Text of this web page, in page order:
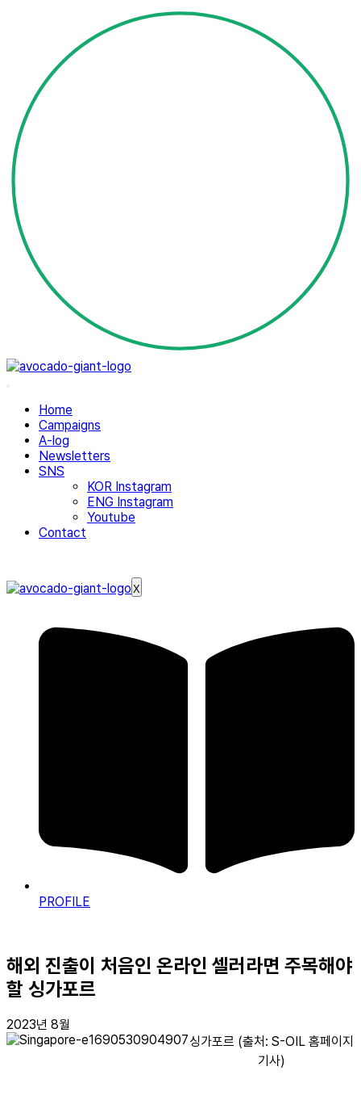
Home
Campaigns
A-log
Newsletters
SNS
KOR Instagram
ENG Instagram
Youtube
Contact
X
PROFILE
해외 진출이 처음인 온라인 셀러라면 주목해야
할 싱가포르
2023년 8월
싱가포르 (출처: S-OIL 홈페이지
기사)